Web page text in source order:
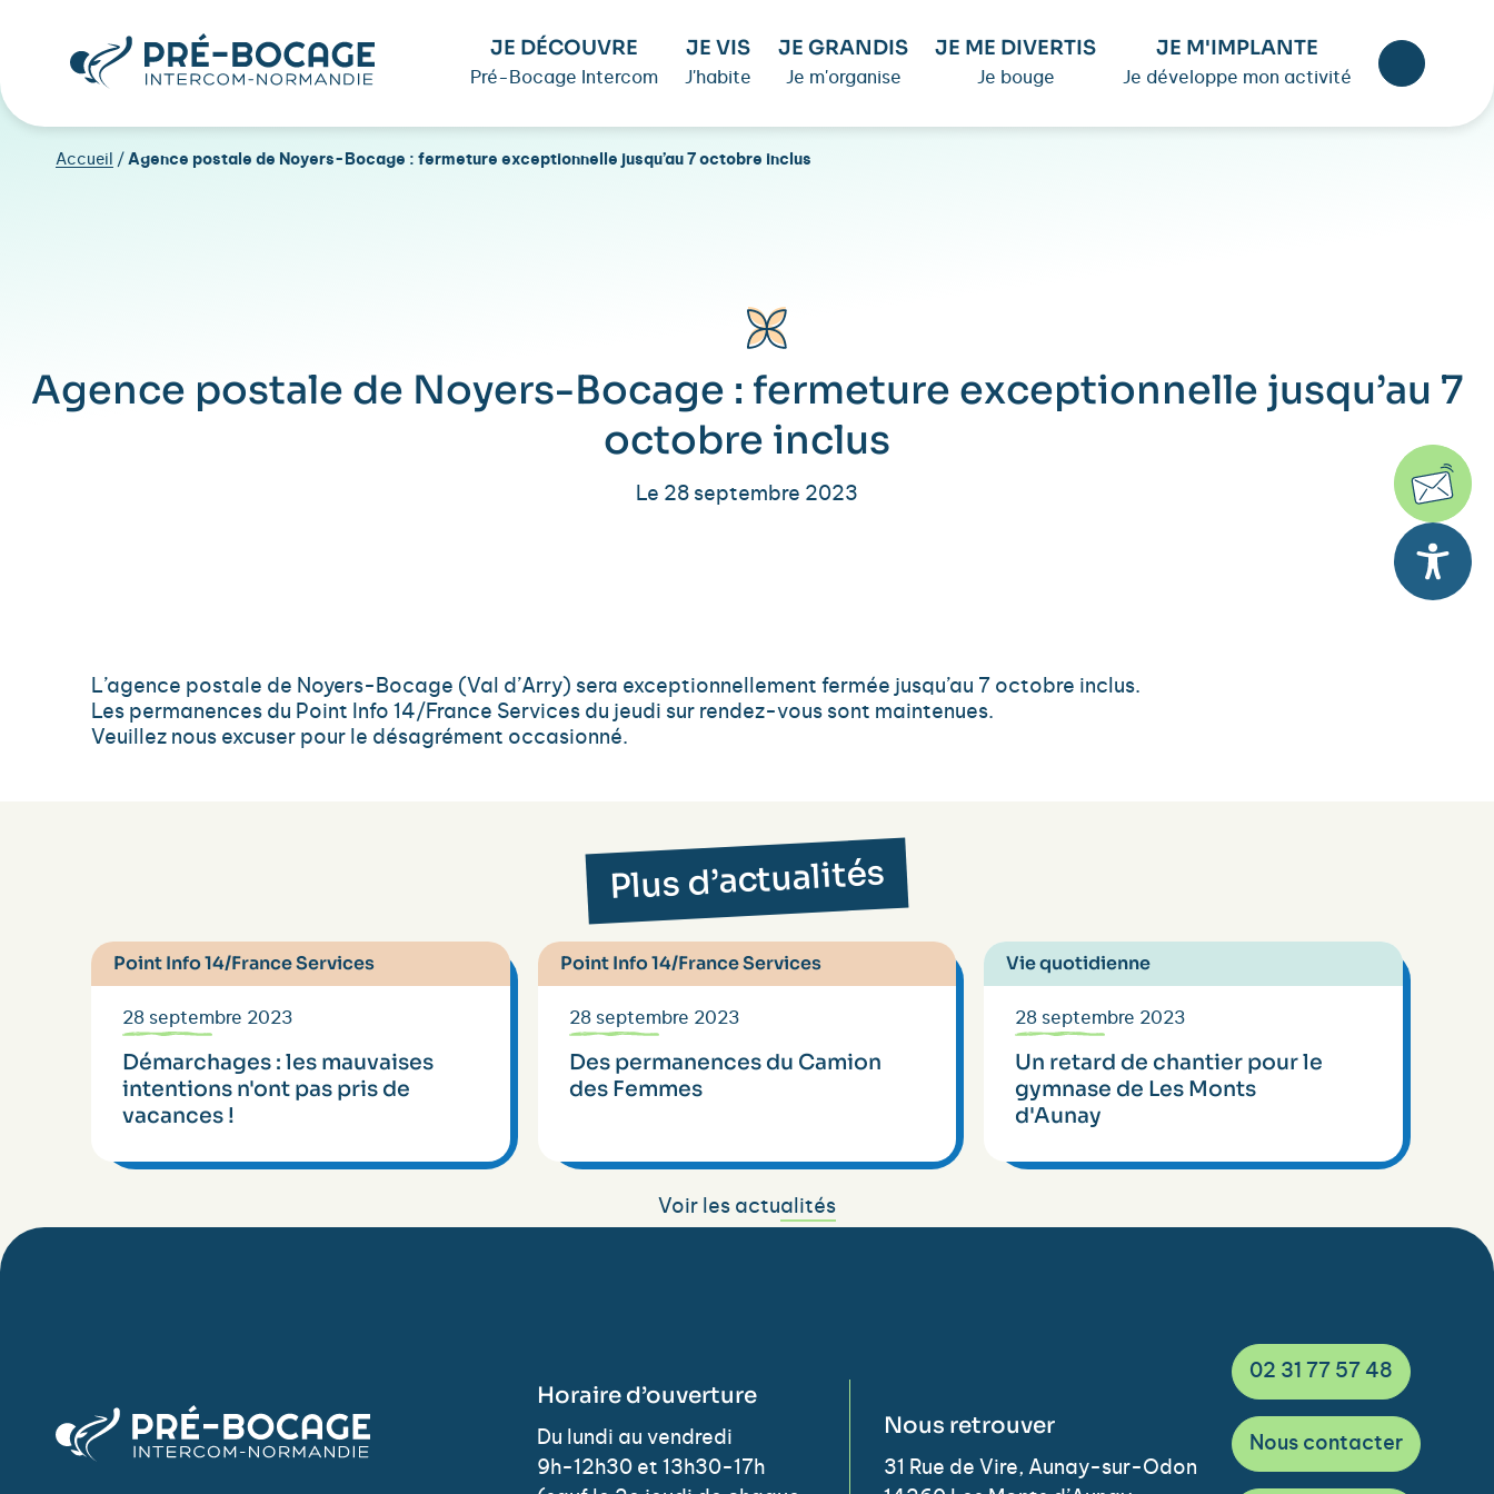
JE DÉCOUVRE
Pré-Bocage Intercom
JE VIS
J'habite
JE GRANDIS
Je m'organise
JE ME DIVERTIS
Je bouge
JE M'IMPLANTE
Je développe mon activité
Accueil / Agence postale de Noyers-Bocage : fermeture exceptionnelle jusqu’au 7 octobre inclus
Agence postale de Noyers-Bocage : fermeture exceptionnelle jusqu’au 7
octobre inclus
Le 28 septembre 2023
L’agence postale de Noyers-Bocage (Val d’Arry) sera exceptionnellement fermée jusqu’au 7 octobre inclus.
Les permanences du Point Info 14/France Services du jeudi sur rendez-vous sont maintenues.
Veuillez nous excuser pour le désagrément occasionné.
Plus d’actualités
Point Info 14/France Services
28 septembre 2023
Démarchages : les mauvaises
intentions n'ont pas pris de
vacances !
Point Info 14/France Services
28 septembre 2023
Des permanences du Camion
des Femmes
Vie quotidienne
28 septembre 2023
Un retard de chantier pour le
gymnase de Les Monts
d'Aunay
Voir les actualités
Horaire d’ouverture
Du lundi au vendredi
9h-12h30 et 13h30-17h
Nous retrouver
31 Rue de Vire, Aunay-sur-Odon
02 31 77 57 48
Nous contacter